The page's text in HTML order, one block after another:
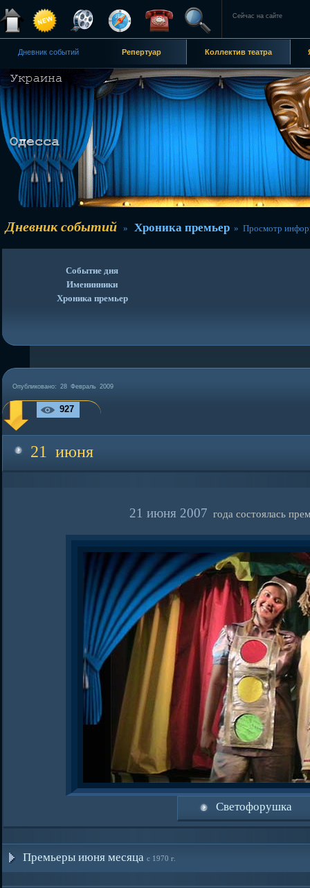
Сейчас на сайте
Дневник событий Репертуар Коллектив театра
Дневник событий » Хроника премьер » Просмотр
Событие дня
Именинники
Хроника премьер
Опубликовано: 28 Февраль 2009
927
21 июня
21 июня 2007 года состоялась
Светофорушка
Премьеры июня месяца с 1970 г.